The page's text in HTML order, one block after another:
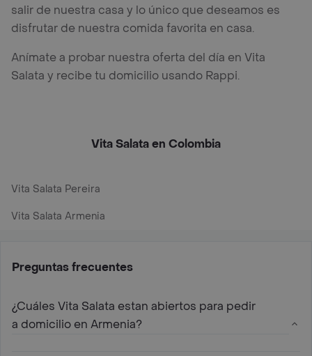
salir de nuestra casa y lo único que deseamos es
disfrutar de nuestra comida favorita en casa.
Anímate a probar nuestra oferta del día en Vita
Salata y recibe tu domicilio usando Rappi.
Vita Salata en Colombia
Vita Salata Pereira
Vita Salata Armenia
Preguntas frecuentes
¿Cuáles Vita Salata estan abiertos para pedir
a domicilio en Armenia?